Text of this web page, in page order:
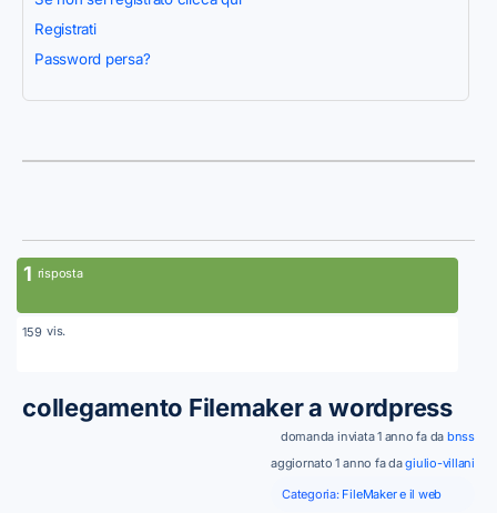
Registrati
Password persa?
1 risposta
159 vis.
collegamento Filemaker a wordpress
domanda inviata 1 anno fa da bnss
aggiornato 1 anno fa dagiulio-villani
Categoria: FileMaker e il web